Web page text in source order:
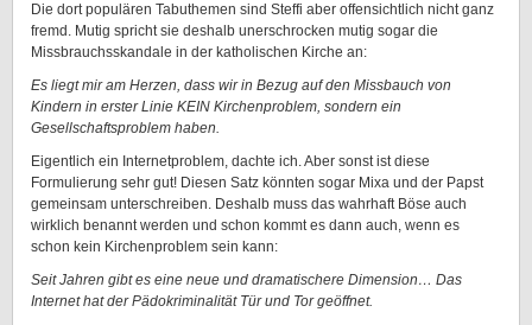
Die dort populären Tabuthemen sind Steffi aber offensichtlich nicht ganz
fremd. Mutig spricht sie deshalb unerschrocken mutig sogar die
Missbrauchsskandale in der katholischen Kirche an:
Es liegt mir am Herzen, dass wir in Bezug auf den Missbauch von
Kindern in erster Linie KEIN Kirchenproblem, sondern ein
Gesellschaftsproblem haben.
Eigentlich ein Internetproblem, dachte ich. Aber sonst ist diese
Formulierung sehr gut! Diesen Satz könnten sogar Mixa und der Papst
gemeinsam unterschreiben. Deshalb muss das wahrhaft Böse auch
wirklich benannt werden und schon kommt es dann auch, wenn es
schon kein Kirchenproblem sein kann:
Seit Jahren gibt es eine neue und dramatischere Dimension… Das
Internet hat der Pädokriminalität Tür und Tor geöffnet.